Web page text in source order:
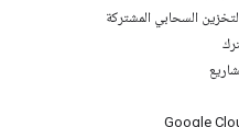
السحابي المشتركة